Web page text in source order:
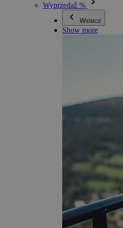
Wyprzedaž %
Wstecz
Show more